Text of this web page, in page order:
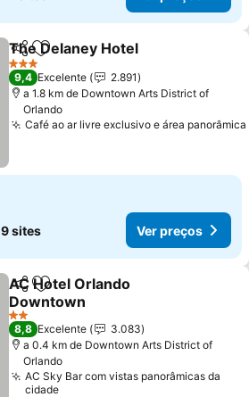
PartilharAdicionar aos favoritos
The Delaney Hotel
3 Estrelas
9,4 Excelente
2.891
a 1.8 km de Downtown Arts District of
Orlando
Café ao ar livre exclusivo e área panorâmica
9 sites Ver preços
PartilharAdicionar aos favoritos
AC Hotel Orlando
Downtown
2 Estrelas
8,8 Excelente
3.083
a 0.4 km de Downtown Arts District of
Orlando
AC Sky Bar com vistas panorâmicas da
cidade